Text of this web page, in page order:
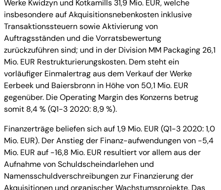
Werke Kwidzyn und Kotkamills 31,9 Mio. EUR, welche
insbesondere auf Akquisitionsnebenkosten inklusive
Transaktionssteuern sowie Aktivierung von
Auftragsständen und die Vorratsbewertung
zurückzuführen sind; und in der Division MM Packaging 26,1
Mio. EUR Restrukturierungskosten. Dem steht ein
vorläufiger Einmalertrag aus dem Verkauf der Werke
Eerbeek und Baiersbronn in Höhe von 50,1 Mio. EUR
gegenüber. Die Operating Margin des Konzerns betrug
somit 8,4 % (Q1-3 2020: 8,9 %).
Finanzerträge beliefen sich auf 1,9 Mio. EUR (Q1-3 2020: 1,0
Mio. EUR). Der Anstieg der Finanz-aufwendungen von -5,4
Mio. EUR auf -16,8 Mio. EUR resultiert vor allem aus der
Aufnahme von Schuldscheindarlehen und
Namensschuldverschreibungen zur Finanzierung der
Akquisitionen und organischer Wachstumsprojekte. Das